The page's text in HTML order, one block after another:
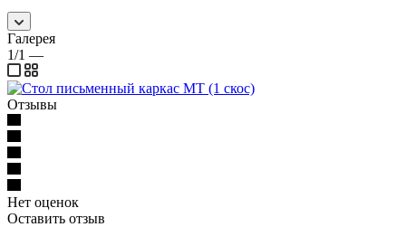
Галерея
1/1 —
Отзывы
Нет оценок
Оставить отзыв